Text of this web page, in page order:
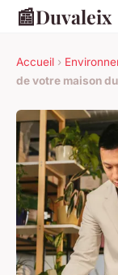
📰Duvaleix
Accueil ›
de votre maison